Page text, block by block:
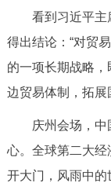
看到习近平
得出结论：“对贸
的一项长期战略，
边贸易体制，拓展
庆州会场，
心。全球第二大
开大门，风雨中的